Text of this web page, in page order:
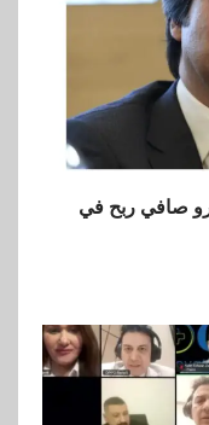
تحقق 5.6 مليار يورو صافي ربح في